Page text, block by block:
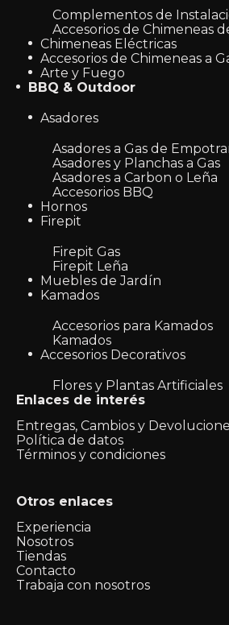
Complementos de
Accesorios de Chimeneas
Chimeneas Eléctricas
Accesorios de Chimeneas a
Arte y Fuego
BBQ & Outdoor
Asadores
Asadores a Gas de
Asadores y Planchas a Gas
Asadores a Carbon o Leña
Accesorios BBQ
Hornos
Firepit
Firepit Gas
Firepit Leña
Muebles de Jardín
Kamados
Accesorios para Kamados
Kamados
Accesorios Decorativos
Flores y Plantas Artificiales
Enlaces de interés
Entregas, Cambios y
Política de datos
Términos y condiciones
Otros enlaces
Experiencia
Nosotros
Tiendas
Contacto
Trabaja con nosotros